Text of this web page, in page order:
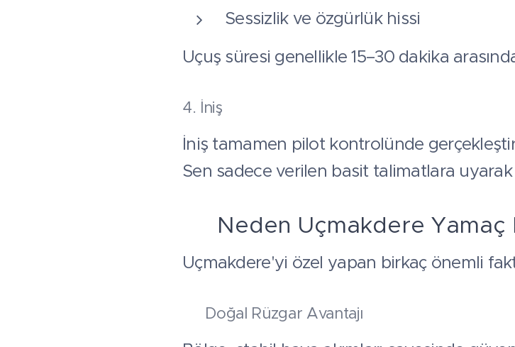
Sessizlik ve özgürlük hissi
Uçuş süresi genellikle 15–30 dakika
4. İniş
İniş tamamen pilot kontrolünde
Sen sadece verilen basit talimatlara
🌍 Neden Uçmakdere Yamaç
Uçmakdere'yi özel yapan birkaç önemli
✔ Doğal Rüzgar Avantajı